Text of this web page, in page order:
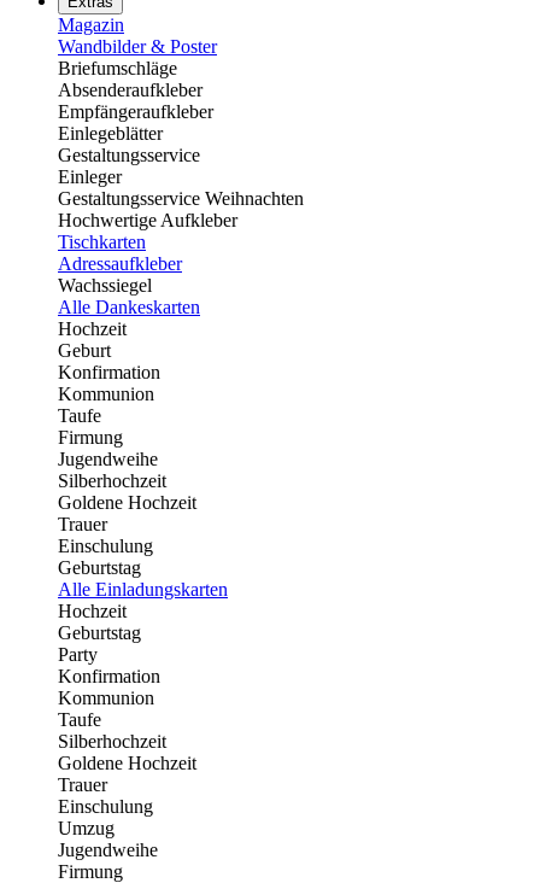
Magazin
Wandbilder & Poster
Briefumschläge
Absenderaufkleber
Empfängeraufkleber
Einlegeblätter
Gestaltungsservice
Einleger
Gestaltungsservice Weihnachten
Hochwertige Aufkleber
Tischkarten
Adressaufkleber
Wachssiegel
Alle Dankeskarten
Hochzeit
Geburt
Konfirmation
Kommunion
Taufe
Firmung
Jugendweihe
Silberhochzeit
Goldene Hochzeit
Trauer
Einschulung
Geburtstag
Alle Einladungskarten
Hochzeit
Geburtstag
Party
Konfirmation
Kommunion
Taufe
Silberhochzeit
Goldene Hochzeit
Trauer
Einschulung
Umzug
Jugendweihe
Firmung